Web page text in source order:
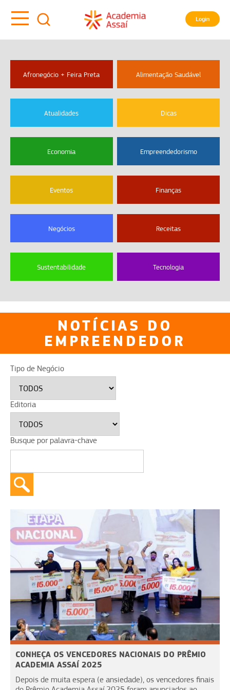
Login
Afronegócio + Feira Preta Alimentação Saudável
Atualidades Dicas
Economia Empreendedorismo
Eventos Finanças
Negócios Receitas
Sustentabilidade Tecnologia
NOTÍCIAS DO
EMPREENDEDOR
Tipo de Negócio
Editoria
Busque por palavra-chave
CONHEÇA OS VENCEDORES NACIONAIS DO PRÊMIO
ACADEMIA ASSAÍ 2025
Depois de muita espera (e ansiedade), os vencedores finais